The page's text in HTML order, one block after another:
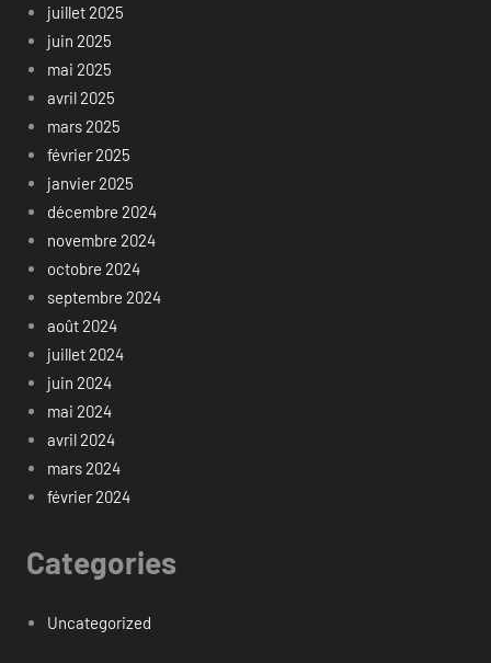
juillet 2025
juin 2025
mai 2025
avril 2025
mars 2025
février 2025
janvier 2025
décembre 2024
novembre 2024
octobre 2024
septembre 2024
août 2024
juillet 2024
juin 2024
mai 2024
avril 2024
mars 2024
février 2024
Categories
Uncategorized